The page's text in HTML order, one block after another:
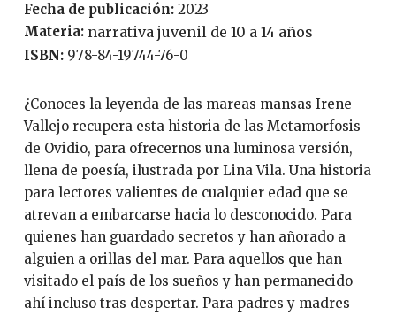
Fecha de publicación:
2023
Materia: narrativa juvenil de 10 a 14 años
ISBN: 978-84-19744-76-0
¿Conoces la leyenda de las mareas mansas Irene
Vallejo recupera esta historia de las Metamorfosis
de Ovidio, para ofrecernos una luminosa versión,
llena de poesía, ilustrada por Lina Vila. Una historia
para lectores valientes de cualquier edad que se
atrevan a embarcarse hacia lo desconocido. Para
quienes han guardado secretos y han añorado a
alguien a orillas del mar. Para aquellos que han
visitado el país de los sueños y han permanecido
ahí incluso tras despertar. Para padres y madres